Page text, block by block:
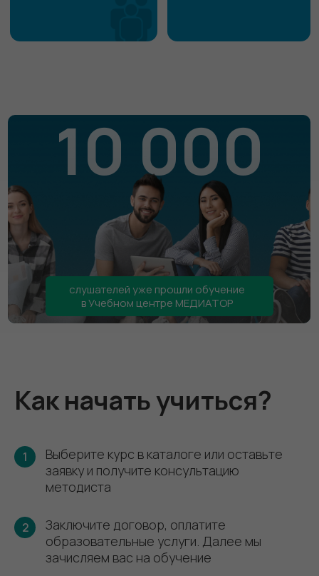
10 000
слушателей уже прошли обучение
в Учебном центре МЕДИАТОР
Как начать учиться?
1
Выберите курс в каталоге или оставьте
заявку и получите консультацию
методиста
2
Заключите договор, оплатите
образовательные услуги. Далее мы
зачисляем вас на обучение